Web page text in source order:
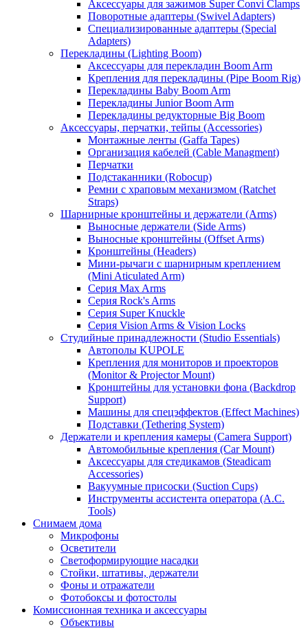
Аксессуары для зажимов Super Convi Clamps
Поворотные адаптеры (Swivel Adapters)
Специализированные адаптеры (Special
Adapters)
Перекладины (Lighting Boom)
Аксессуары для перекладин Boom Arm
Крепления для перекладины (Pipe Boom Rig)
Перекладины Baby Boom Arm
Перекладины Junior Boom Arm
Перекладины редукторные Big Boom
Аксессуары, перчатки, тейпы (Accessories)
Монтажные ленты (Gaffa Tapes)
Организация кабелей (Cable Managment)
Перчатки
Подстаканники (Robocup)
Ремни с храповым механизмом (Ratchet
Straps)
Шарнирные кронштейны и держатели (Arms)
Выносные держатели (Side Arms)
Выносные кронштейны (Offset Arms)
Кронштейны (Headers)
Мини-рычаги с шарнирным креплением
(Mini Aticulated Arm)
Серия Max Arms
Серия Rock's Arms
Серия Super Knuckle
Серия Vision Arms & Vision Locks
Студийные принадлежности (Studio Essentials)
Автополы KUPOLE
Крепления для мониторов и проекторов
(Monitor & Projector Mount)
Кронштейны для установки фона (Backdrop
Support)
Машины для спецэффектов (Effect Machines)
Подставки (Tethering System)
Держатели и крепления камеры (Camera Support)
Автомобильные крепления (Car Mount)
Аксессуары для стедикамов (Steadicam
Accessories)
Вакуумные присоски (Suction Cups)
Инструменты ассистента оператора (A.C.
Tools)
Снимаем дома
Микрофоны
Осветители
Светоформирующие насадки
Стойки, штативы, держатели
Фоны и отражатели
Фотобоксы и фотостолы
Комиссионная техника и аксессуары
Объективы